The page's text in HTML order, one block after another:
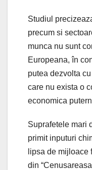
Studiul
precum si
munca nu sunt
Europeana, în
putea dezvolta
care nu exista o
economica
Suprafetele mari
primit inputuri
lipsa de mijloace
din